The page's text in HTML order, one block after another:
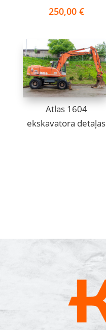
250,00 €
Atlas 1604
ekskavatora detaļas